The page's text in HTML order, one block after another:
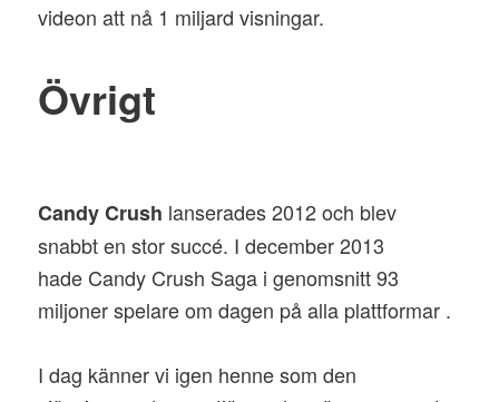
videon att nå 1 miljard visningar.
Övrigt
Candy Crush lanserades 2012 och blev
snabbt en stor succé. I december 2013
hade Candy Crush Saga i genomsnitt 93
miljoner spelare om dagen på alla plattformar .
I dag känner vi igen henne som den